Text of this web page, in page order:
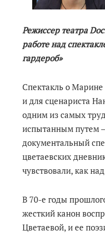
Режиссер театра
работе над
гардероб»
Спектакль о
и для сценариста
одним из самых
испытанным путем
документальный
цветаевских
чувствовали, как
В 70-е годы
жесткий канон
Цветаевой, и ее